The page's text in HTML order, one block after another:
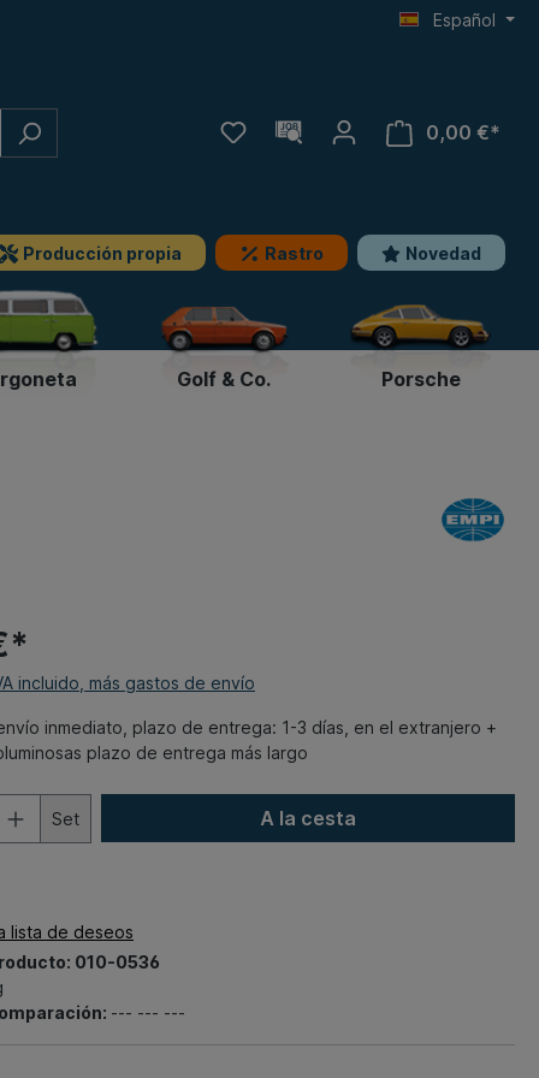
Español
0,00 €*
Producción propia Rastro Novedad
Golf & Co. Porsche
incluido, más gastos de envío
inmediato, plazo de entrega: 1-3 días, en el extranjero +
plazo de entrega más largo
Set A la cesta
lista de deseos
010-0536
--- --- ---